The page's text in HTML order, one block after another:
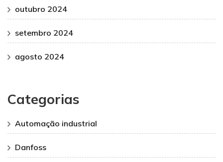
outubro 2024
setembro 2024
agosto 2024
Categorias
Automação industrial
Danfoss